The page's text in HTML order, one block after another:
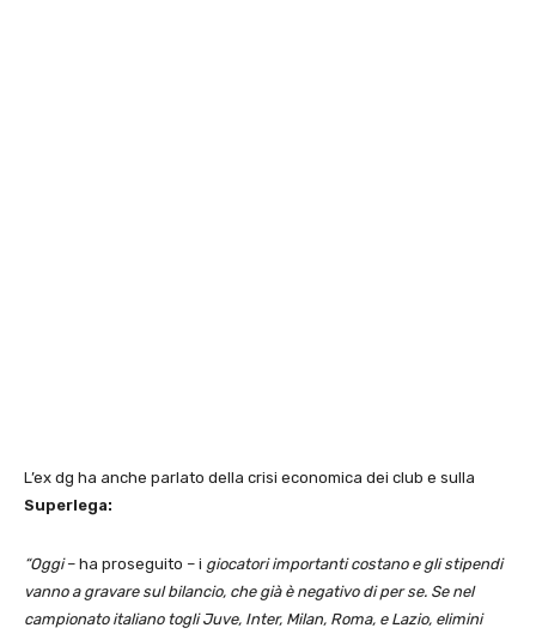
L’ex dg ha anche parlato della crisi economica dei club e sulla
Superlega:
“Oggi– ha proseguito – i giocatori importanti costano e gli stipendi
vanno a gravare sul bilancio, che già è negativo di per se. Se nel
campionato italiano togli Juve, Inter, Milan, Roma, e Lazio, elimini